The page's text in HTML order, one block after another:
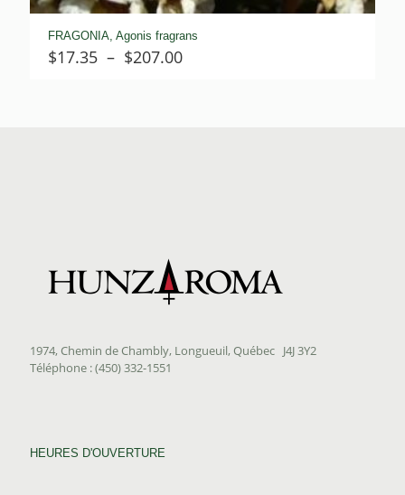
FRAGONIA, Agonis fragrans
$17.35 – $207.00Plage
1974, Chemin de Chambly, Longueuil, Québec J4J 3Y2
Téléphone : (450) 332-1551
HEURES D'OUVERTURE